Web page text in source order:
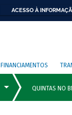
ACESSO À
FINANCIAMENTOS